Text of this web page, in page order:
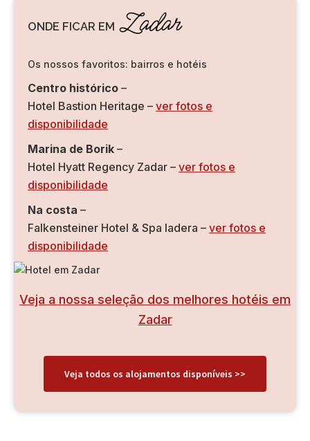
ONDE FICAR EM Zadar
Os nossos favoritos: bairros e hotéis
Centro histórico –
Hotel Bastion Heritage – ver fotos e
disponibilidade
Marina de Borik –
Hotel Hyatt Regency Zadar – ver fotos e
disponibilidade
Na costa –
Falkensteiner Hotel & Spa Iadera – ver fotos e
disponibilidade
Veja a nossa seleção dos melhores hotéis em
Zadar
Veja todos os alojamentos disponíveis >>